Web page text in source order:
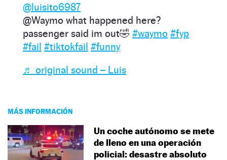
@luisito6987
@Waymo what happened here?
passenger said im out🤣 #waymo #fyp
#fail #tiktokfail #funny
♬ original sound – Luis
MÁS INFORMACIÓN
Un coche autónomo se mete
de lleno en una operación
policial: desastre absoluto